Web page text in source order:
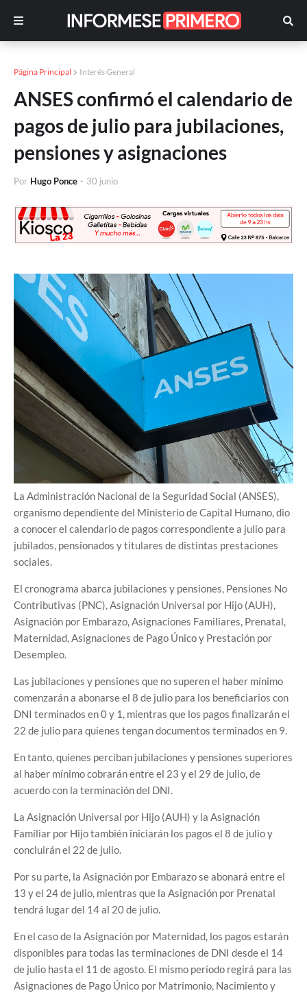
Página Principal Interés General
ANSES confirmó el calendario de
pagos de julio para jubilaciones,
pensiones y asignaciones
Por Hugo Ponce - 30 junio
La Administración Nacional de la Seguridad Social (ANSES),
organismo dependiente del Ministerio de Capital Humano, dio
a conocer el calendario de pagos correspondiente a julio para
jubilados, pensionados y titulares de distintas prestaciones
sociales.
El cronograma abarca jubilaciones y pensiones, Pensiones No
Contributivas (PNC), Asignación Universal por Hijo (AUH),
Asignación por Embarazo, Asignaciones Familiares, Prenatal,
Maternidad, Asignaciones de Pago Único y Prestación por
Desempleo.
Las jubilaciones y pensiones que no superen el haber mínimo
comenzarán a abonarse el 8 de julio para los beneficiarios con
DNI terminados en 0 y 1, mientras que los pagos finalizarán el
22 de julio para quienes tengan documentos terminados en 9.
En tanto, quienes perciban jubilaciones y pensiones superiores
al haber mínimo cobrarán entre el 23 y el 29 de julio, de
acuerdo con la terminación del DNI.
La Asignación Universal por Hijo (AUH) y la Asignación
Familiar por Hijo también iniciarán los pagos el 8 de julio y
concluirán el 22 de julio.
Por su parte, la Asignación por Embarazo se abonará entre el
13 y el 24 de julio, mientras que la Asignación por Prenatal
tendrá lugar del 14 al 20 de julio.
En el caso de la Asignación por Maternidad, los pagos estarán
disponibles para todas las terminaciones de DNI desde el 14
de julio hasta el 11 de agosto. El mismo período regirá para las
Asignaciones de Pago Único por Matrimonio, Nacimiento y